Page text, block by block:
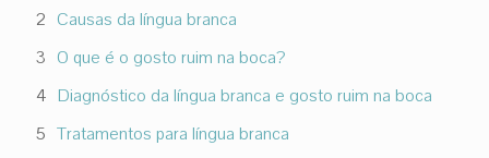
Causas da língua branca
O que é o gosto ruim na boca?
Diagnóstico da língua branca e gosto ruim na boca
Tratamentos para língua branca